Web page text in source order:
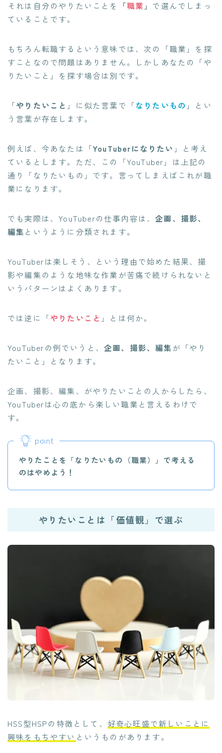
それは自分のやりたいことを 「職業 」 で選んでしまっ
ていることです。
もちろん転職するという意味では、次の「職業」を探
すことなので問題はありません。しかしあなたの「や
りたいこと」を探す場合は別です。
「やりたいこと 」に似た言葉で「なりたいもの 」
とい
う言葉が存在します。
例えば、今あなたは「YouTuberになりたい 」と考え
ているとします。ただ、この「YouTuber」は上記の
通り「なりたいもの」です。言ってしまえばこれが職
業になります。
でも実際は、YouTuberの仕事内容は、企画、撮影、
編集 というように分類されます。
YouTuberは楽しそう 、という理由で始めた結果、撮
影や編集のような地味な作業が苦痛で続けられない と
いうパターンはよくあります。
では逆に「やりたいこと 」とは何か。
YouTuberの例でいうと、 企画、撮影、編集 が「やり
たいこと」となります。
企画、撮影、編集、がやりたいことの人からしたら、
YouTuberは心の底から楽しい職業と言えるわけで
す。
point
やりたことを「なりたいもの（職業）」で考える
のはやめよう！
やりたいことは「価値観」で選ぶ
HSS型HSPの特徴として、 好奇心旺盛で新しいことに
興味をもちやすい というものがあります。